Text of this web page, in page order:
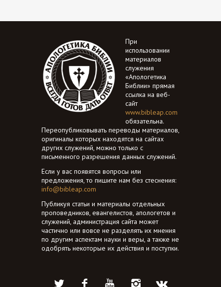
При
использовании
материалов
служения
«Апологетика
Библии» прямая
ссылка на веб-
сайт
www.bibleap.com
обязательна.
Переопубликовывать переводы материалов,
оригиналы которых находятся на сайтах
других служений, можно только с
письменного разрешения данных служений.
Если у вас появятся вопросы или
предложения, то пишите нам без стеснения:
info@bibleap.com
Публикуя статьи и материалы отдельных
проповедников, евангелистов, апологетов и
служений, администрация сайта может
частично или вовсе не разделять их мнения
по другим аспектам науки и веры, а также не
одобрять некоторые их действия и поступки.